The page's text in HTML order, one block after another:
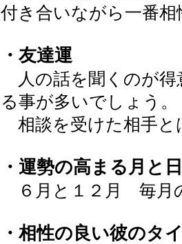
付き合いながら一番
・友達運
人の話を聞くのが得
る事が多いでしょう。
相談を受けた相手と
・運勢の高まる月と
６月と１２月 毎月
・相性の良い彼のタ